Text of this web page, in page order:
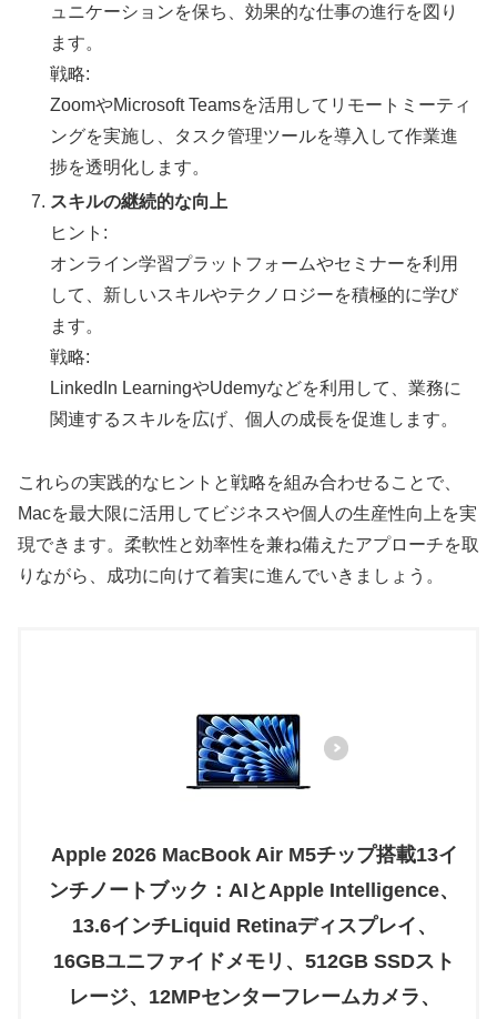
ュニケーションを保ち、効果的な仕事の進行を図り
ます。
戦略:
ZoomやMicrosoft Teamsを活用してリモートミーティ
ングを実施し、タスク管理ツールを導入して作業進
捗を透明化します。
スキルの継続的な向上
ヒント:
オンライン学習プラットフォームやセミナーを利用
して、新しいスキルやテクノロジーを積極的に学び
ます。
戦略:
LinkedIn LearningやUdemyなどを利用して、業務に
関連するスキルを広げ、個人の成長を促進します。
これらの実践的なヒントと戦略を組み合わせることで、
Macを最大限に活用してビジネスや個人の生産性向上を実
現できます。柔軟性と効率性を兼ね備えたアプローチを取
りながら、成功に向けて着実に進んでいきましょう。
Apple 2026 MacBook Air M5チップ搭載13イ
ンチノートブック：AIとApple Intelligence、
13.6インチLiquid Retinaディスプレイ、
16GBユニファイドメモリ、512GB SSDスト
レージ、12MPセンターフレームカメラ、